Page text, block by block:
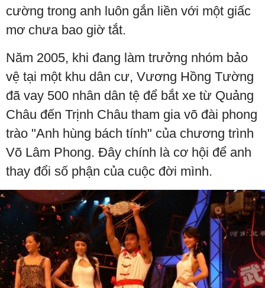
cường trong anh luôn gắn liền với một giấc
mơ chưa bao giờ tắt.
Năm 2005, khi đang làm trưởng nhóm bảo
vệ tại một khu dân cư, Vương Hồng Tường
đã vay 500 nhân dân tệ để bắt xe từ Quảng
Châu đến Trịnh Châu tham gia võ đài phong
trào "Anh hùng bách tính" của chương trình
Võ Lâm Phong. Đây chính là cơ hội để anh
thay đổi số phận của cuộc đời mình.